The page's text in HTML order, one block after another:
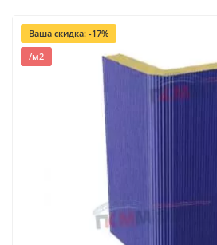
Ваша скидка: -17%
/м2